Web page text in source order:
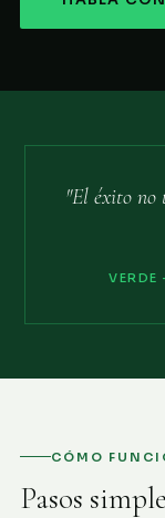
"El éxito no
VERDE
CÓMO
Pasos